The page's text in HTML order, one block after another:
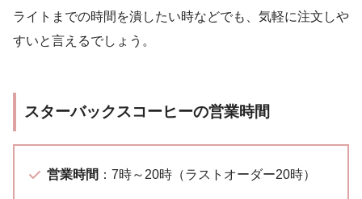
ライトまでの時間を潰したい時などでも、気軽に注文しや
すいと言えるでしょう。
スターバックスコーヒーの営業時間
営業時間 ：7時～20時（ラストオーダー20時）